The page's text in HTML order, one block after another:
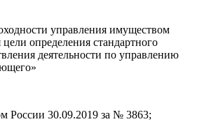
управления имуществом
определения стандартного
деятельности по управлению
России 30.09.2019 за № 3863;